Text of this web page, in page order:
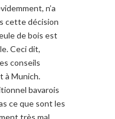
n’a
cette décision
de bois est
Ceci dit,
conseils
à Munich.
bavarois
ce que sont les
très mal